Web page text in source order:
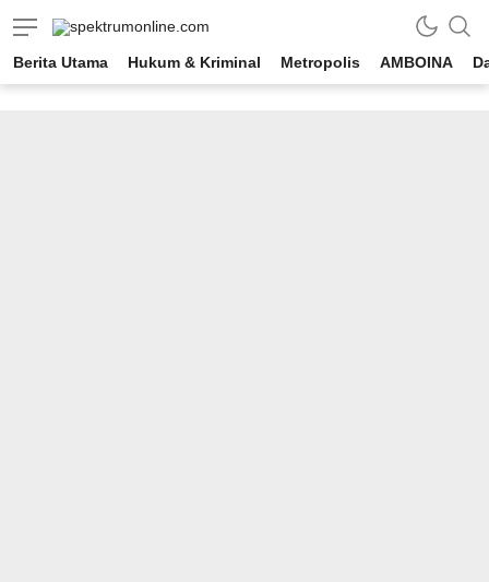
spektrumonline.com
Berita Utama Hukum & Kriminal Metropolis AMBOINA